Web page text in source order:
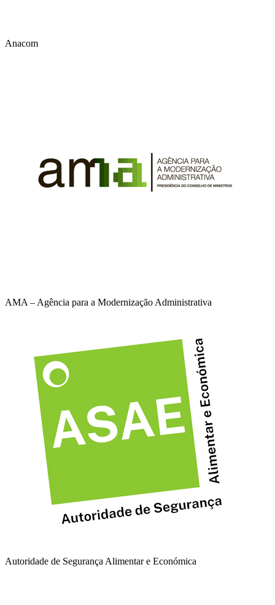
Anacom
AMA – Agência para a Modernização Administrativa
Autoridade de Segurança Alimentar e Económica